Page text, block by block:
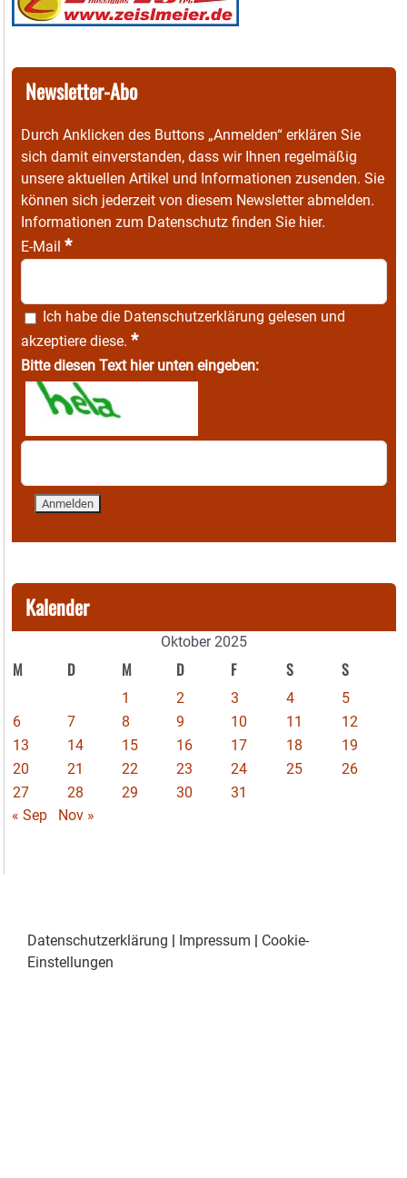
Newsletter-Abo
Durch Anklicken des Buttons „Anmelden“ erklären Sie
sich damit einverstanden, dass wir Ihnen regelmäßig
unsere aktuellen Artikel und Informationen zusenden. Sie
können sich jederzeit von diesem Newsletter abmelden.
Informationen zum Datenschutz finden Sie hier.
E-Mail *
Ich habe die Datenschutzerklärung gelesen und
akzeptiere diese. *
Bitte diesen Text hier unten eingeben:
Kalender
Oktober 2025
M D M D F S S
1 2 3 4
5
6
7 8 9 10 11
12
13
14 15 16 17 18
19
20
21 22 23 24 25
26
27
28 29 30
31
« Sep
Nov »
Datenschutzerklärung Impressum
Cookie-
Einstellungen